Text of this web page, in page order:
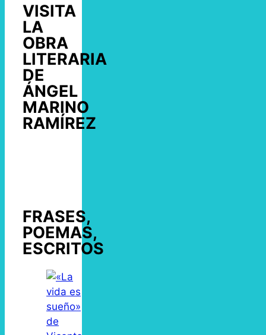
VISITA
LA
OBRA
LITERARIA
DE
ÁNGEL
MARINO
RAMÍREZ
FRASES,
POEMAS,
ESCRITOS